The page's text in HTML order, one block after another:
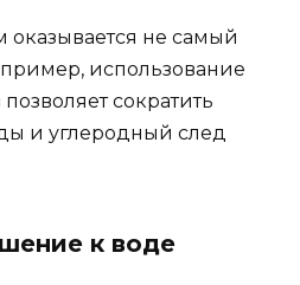
оказывается не самый
использование
сократить
и углеродный след
к воде